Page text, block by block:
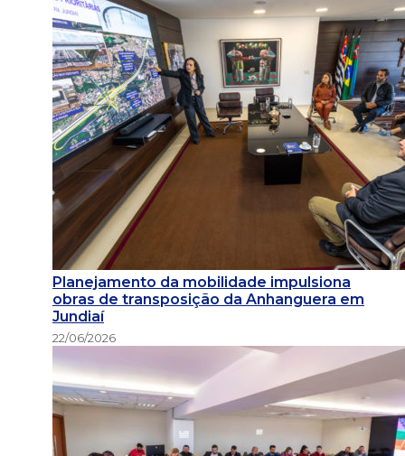
Planejamento da mobilidade impulsiona
obras de transposição da Anhanguera em
Jundiaí
22/06/2026